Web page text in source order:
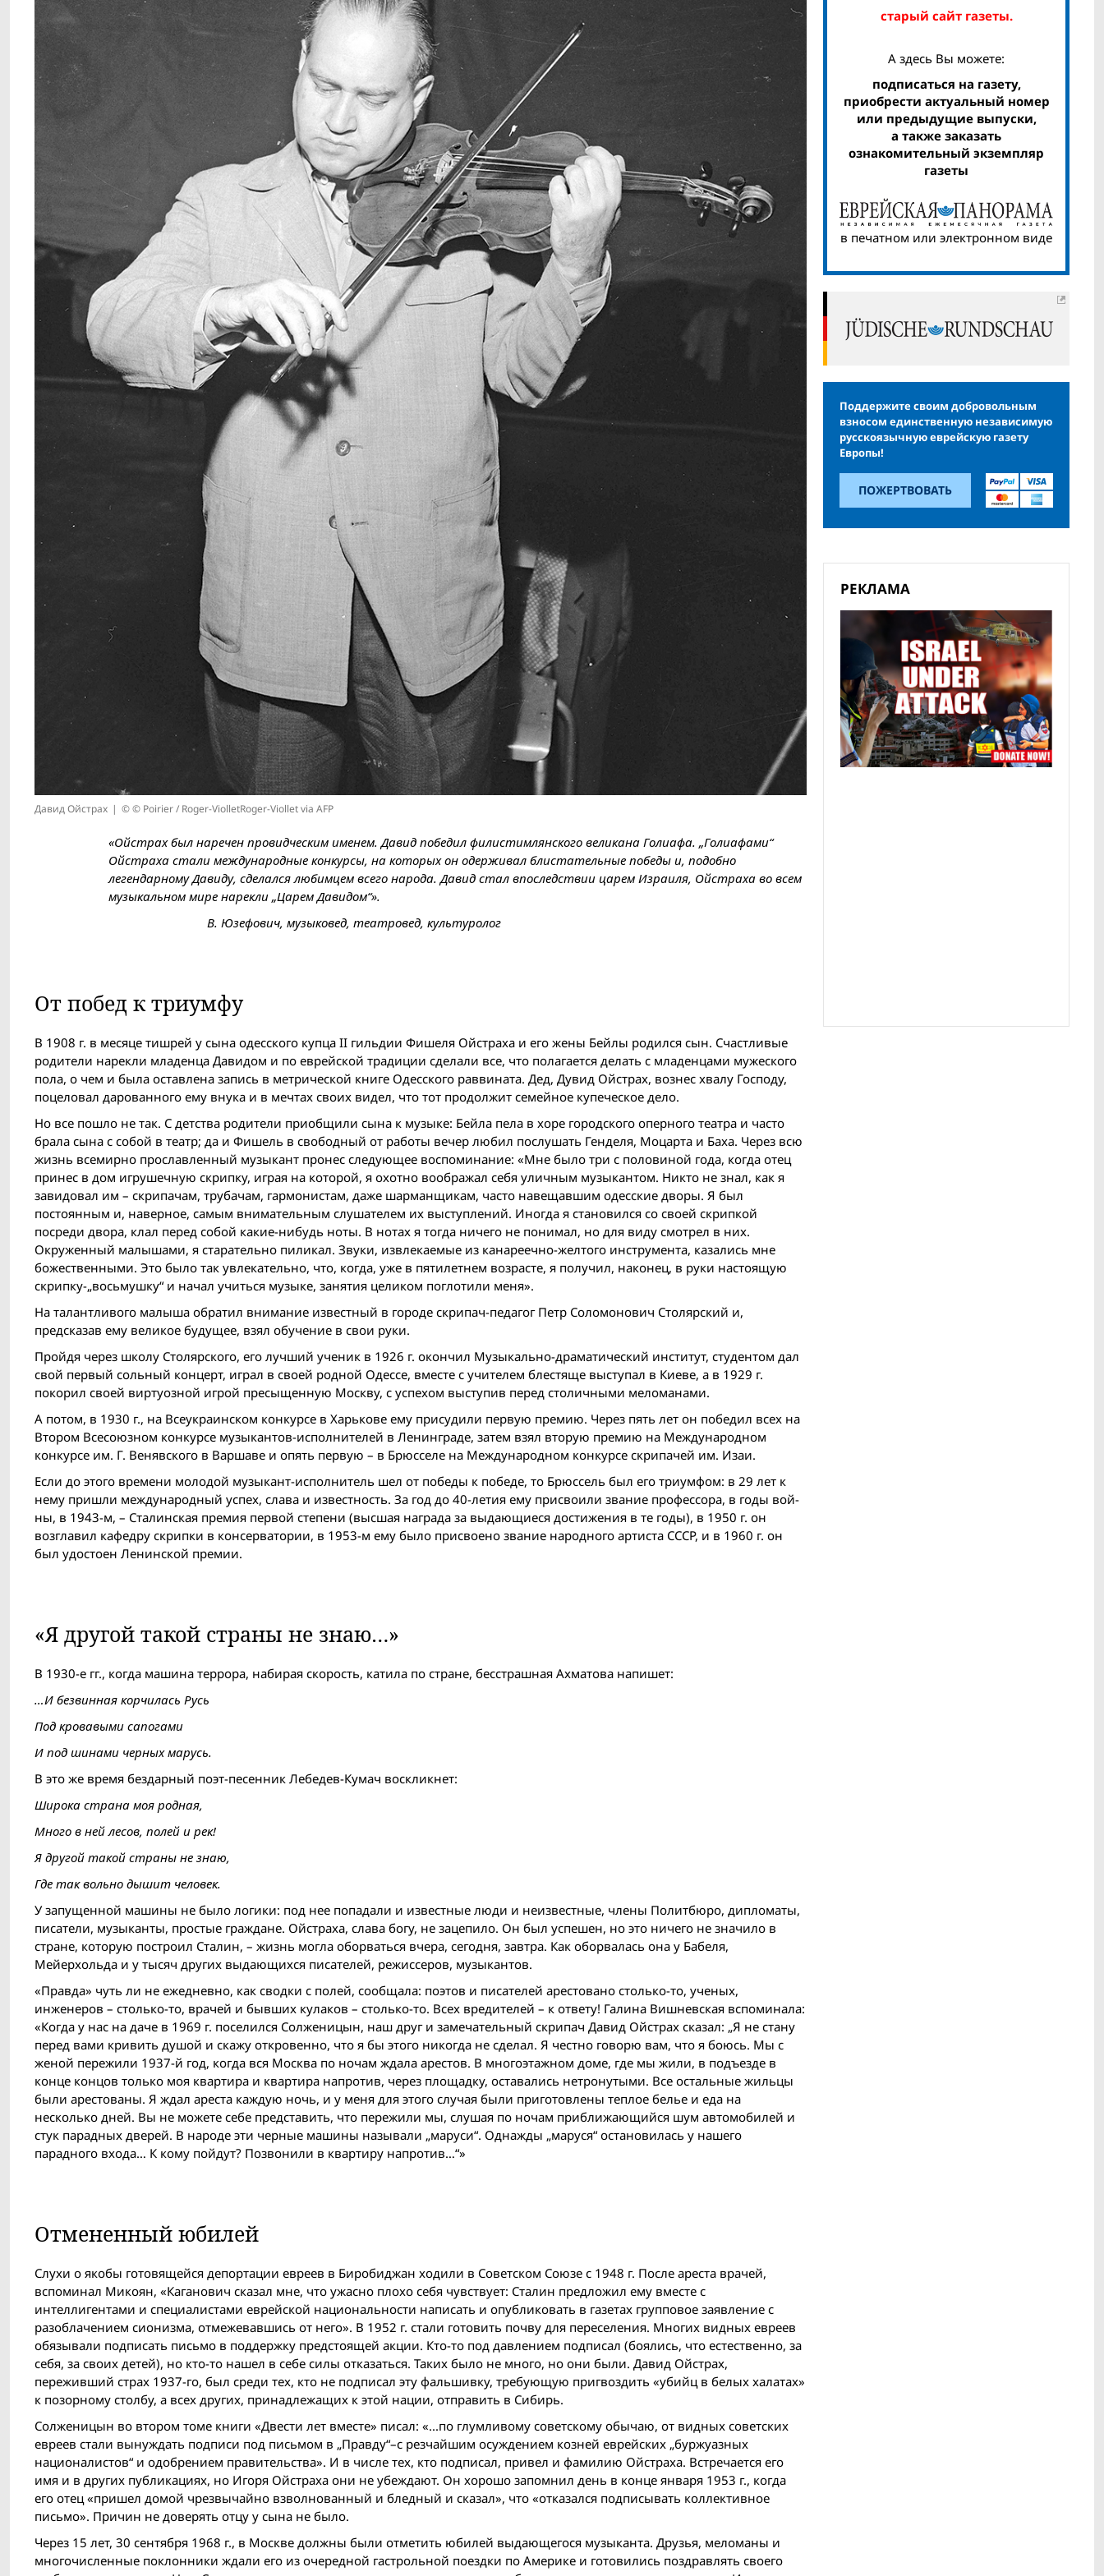
Давид Ойстрах © © Poirier / Roger-ViolletRoger-Viollet via AFP
«Ойстрах был наречен провидческим именем. Давид победил филистимлянского великана Голиафа. „Голиафами“
Ойстраха стали международные конкурсы, на которых он одерживал блистательные победы и, подобно
легендарному Давиду, сделался любимцем всего народа. Давид стал впоследствии царем Израиля, Ойстраха во всем
музыкальном мире нарекли „Царем Давидом“».
В. Юзефович, музыковед, театровед, культуролог
От побед к триумфу
В 1908 г. в месяце тишрей у сына одесского купца II гильдии Фишеля Ойстраха и его жены Бейлы родился сын. Счастливые
родители нарекли младенца Давидом и по еврейской традиции сделали все, что полагается делать с младенцами мужеского
пола, о чем и была оставлена запись в метрической книге Одесского раввината. Дед, Дувид Ойстрах, вознес хвалу Господу,
поцеловал дарованного ему внука и в мечтах своих видел, что тот продолжит семейное купеческое дело.
Но все пошло не так. С детства родители приобщили сына к музыке: Бейла пела в хоре городского оперного театра и часто
брала сына с собой в театр; да и Фишель в свободный от работы вечер любил послушать Генделя, Моцарта и Баха. Через всю
жизнь всемирно прославленный музыкант пронес следующее воспоминание: «Мне было три с половиной года, когда отец
принес в дом игрушечную скрипку, играя на которой, я охотно воображал себя уличным музыкантом. Никто не знал, как я
завидовал им – скрипачам, трубачам, гармонистам, даже шарманщикам, часто навещавшим одесские дворы. Я был
постоянным и, наверное, самым внимательным слушателем их выступлений. Иногда я становился со своей скрипкой
посреди двора, клал перед собой какие-нибудь ноты. В нотах я тогда ничего не понимал, но для виду смотрел в них.
Окруженный малышами, я старательно пиликал. Звуки, извлекаемые из канареечно-желтого инструмента, казались мне
божественными. Это было так увлекательно, что, когда, уже в пятилетнем возрасте, я получил, наконец, в руки настоящую
скрипку-„восьмушку“ и начал учиться музыке, занятия целиком поглотили меня».
На талантливого малыша обратил внимание известный в городе скрипач-педагог Петр Соломонович Столярский и,
предсказав ему великое будущее, взял обучение в свои руки.
Пройдя через школу Столярского, его лучший ученик в 1926 г. окончил Музыкально-драматический институт, студентом дал
свой первый сольный концерт, играл в своей родной Одессе, вместе с учителем блестяще выступал в Киеве, а в 1929 г.
покорил своей виртуозной игрой пресыщенную Москву, с успехом выступив перед столичными меломанами.
А потом, в 1930 г., на Всеукраинском конкурсе в Харькове ему присудили первую премию. Через пять лет он победил всех на
Втором Всесоюзном конкурсе музыкантов-исполнителей в Ленинграде, затем взял вторую премию на Международном
конкурсе им. Г. Венявского в Варшаве и опять первую – в Брюсселе на Международном конкурсе скрипачей им. Изаи.
Если до этого времени молодой музыкант-исполнитель шел от победы к победе, то Брюссель был его триумфом: в 29 лет к
нему пришли международный успех, слава и известность. За год до 40-летия ему присвоили звание профессора, в годы вой­
ны, в 1943-м, – Сталинская премия первой степени (высшая награда за выдающиеся достижения в те годы), в 1950 г. он
возглавил кафедру скрипки в консерватории, в 1953-м ему было присвоено звание народного артиста СССР, и в 1960 г. он
был удостоен Ленинской премии.
«Я другой такой страны не знаю…»
В 1930-е гг., когда машина террора, набирая скорость, катила по стране, бесстрашная Ахматова напишет:
…И безвинная корчилась Русь
Под кровавыми сапогами
И под шинами черных марусь.
В это же время бездарный поэт-песенник Лебедев-Кумач воскликнет:
Широка страна моя родная,
Много в ней лесов, полей и рек!
Я другой такой страны не знаю,
Где так вольно дышит человек.
У запущенной машины не было логики: под нее попадали и известные люди и неизвестные, члены Политбюро, дипломаты,
писатели, музыканты, простые граждане. Ойстраха, слава богу, не зацепило. Он был успешен, но это ничего не значило в
стране, которую построил Сталин, – жизнь могла оборваться вчера, сегодня, завтра. Как оборвалась она у Бабеля,
Мейерхольда и y тысяч других выдающихся писателей, режиссеров, музыкантов.
«Правда» чуть ли не ежедневно, как сводки с полей, сообщала: поэтов и писателей арестовано столько-то, ученых,
инженеров – столько-то, врачей и бывших кулаков – столько-то. Всех вредителей – к ответу! Галина Вишневская вспоминала:
«Когда у нас на даче в 1969 г. поселился Солженицын, наш друг и замечательный скрипач Давид Ойстрах сказал: „Я не стану
перед вами кривить душой и скажу откровенно, что я бы этого никогда не сделал. Я честно говорю вам, что я боюсь. Мы с
женой пережили 1937-й год, когда вся Москва по ночам ждала арестов. В многоэтажном доме, где мы жили, в подъезде в
конце концов только моя квартира и квартира напротив, через площадку, оставались нетронутыми. Все остальные жильцы
были арестованы. Я ждал ареста каждую ночь, и у меня для этого случая были приготовлены теплое белье и еда на
несколько дней. Вы не можете себе представить, что пережили мы, слушая по ночам приближающийся шум автомобилей и
стук парадных дверей. В народе эти черные машины называли „маруси“. Однажды „маруся“ остановилась у нашего
парадного входа… К кому пойдут? Позвонили в квартиру напротив…“»
Отмененный юбилей
Слухи о якобы готовящейся депортации евреев в Биробиджан ходили в Советском Союзе с 1948 г. После ареста врачей,
вспоминал Микоян, «Каганович сказал мне, что ужасно плохо себя чувствует: Сталин предложил ему вместе с
интеллигентами и специалистами еврейской национальности написать и опубликовать в газетах групповое заявление с
разоблачением сионизма, отмежевавшись от него». В 1952 г. стали готовить почву для переселения. Многих видных евреев
обязывали подписать письмо в поддержку предстоящей акции. Кто-то под давлением подписал (боялись, что естественно, за
себя, за своих детей), но кто-то нашел в себе силы отказаться. Таких было не много, но они были. Давид Ойстрах,
переживший страх 1937-го, был среди тех, кто не подписал эту фальшивку, требующую пригвоздить «убийц в белых халатах»
к позорному столбу, а всех других, принадлежащих к этой нации, отправить в Сибирь.
Солженицын во втором томе книги «Двести лет вместе» писал: «...по глумливому советскому обычаю, от видных советских
евреев стали вынуждать подписи под письмом в „Правду“–с резчайшим осуждением козней еврейских „буржуазных
националистов“ и одобрением правительства». И в числе тех, кто подписал, привел и фамилию Ойстраха. Встречается его
имя и в других публикациях, но Игоря Ойстраха они не убеждают. Он хорошо запомнил день в конце января 1953 г., когда
его отец «пришел домой чрезвычайно взволнованный и бледный и сказал», что «отказался подписывать коллективное
письмо». Причин не доверять отцу у сына не было.
Через 15 лет, 30 сентября 1968 г., в Москве должны были отметить юбилей выдающегося музыканта. Друзья, меломаны и
многочисленные поклонники ждали его из очередной гастрольной поездки по Америке и готовились поздравлять своего
старый сайт газеты.
А здесь Вы можете:
подписаться на газету,
приобрести актуальный номер
или предыдущие выпуски,
а также заказать
ознакомительный экземпляр
газеты
в печатном или электронном виде
Поддержите своим добровольным
взносом единственную независимую
русскоязычную еврейскую газету
Европы!
ПОЖЕРТВОВАТЬ
РЕКЛАМА